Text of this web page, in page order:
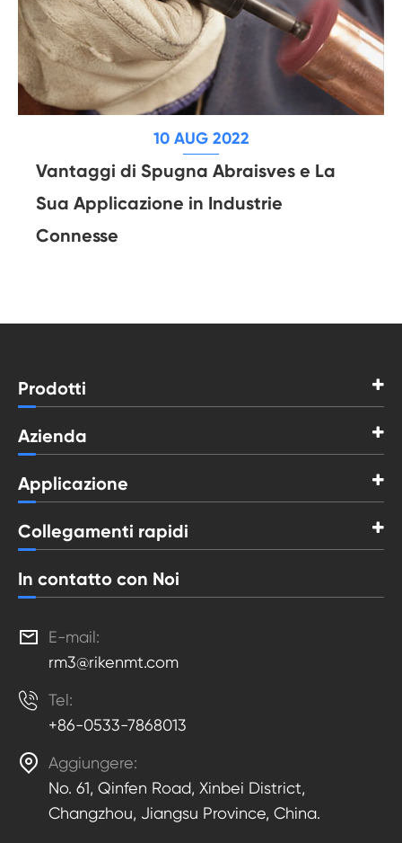
10 AUG 2022
Vantaggi di Spugna Abraisves e La
Sua Applicazione in Industrie
Connesse
Prodotti
Azienda
Applicazione
Collegamenti rapidi
In contatto con Noi

E-mail:
rm3@rikenmt.com
 Tel:
+86-0533-7868013
 Aggiungere:
No. 61, Qinfen Road, Xinbei District,
Changzhou, Jiangsu Province, China.